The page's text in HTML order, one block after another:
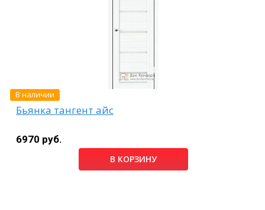
В наличии
Бьянка тангент айс
6970 руб.
В КОРЗИНУ